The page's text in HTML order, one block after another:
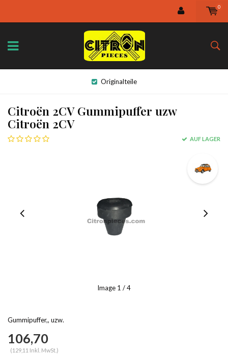
0
Originalteile
Citroën 2CV Gummipuffer uzw
Citroën 2CV
AUF LAGER
Image 1 / 4
Gummipuffer,, uzw.
106,70
(129,11 Inkl. MwSt.)